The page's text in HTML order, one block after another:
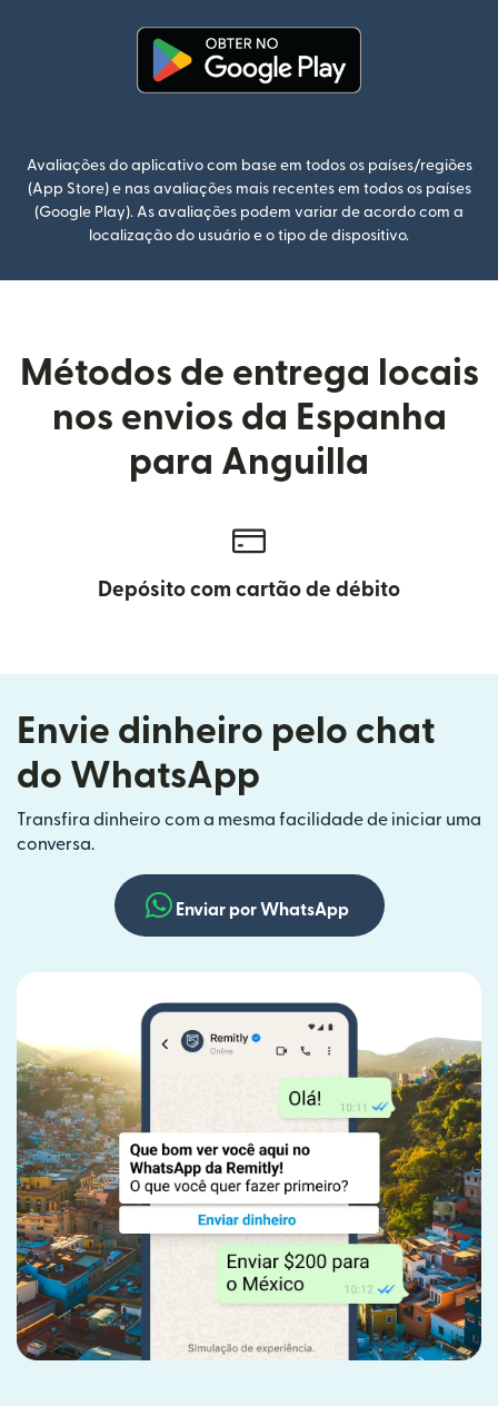
Avaliações do aplicativo com base em todos os países/regiões
(App Store) e nas avaliações mais recentes em todos os países
(Google Play). As avaliações podem variar de acordo com a
localização do usuário e o tipo de dispositivo.
Métodos de entrega locais
nos envios da Espanha
para Anguilla
Depósito com cartão de débito
Envie dinheiro pelo chat
do WhatsApp
Transfira dinheiro com a mesma facilidade de iniciar uma
conversa.
Enviar por WhatsApp